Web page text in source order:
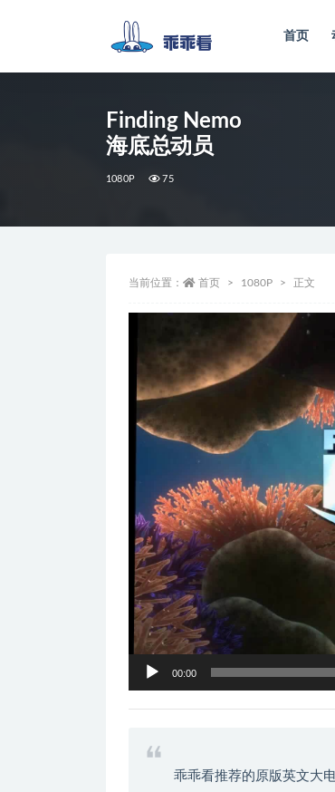
首页
Finding Nemo
海底总动员
1080P 75
当前位置： 首页 1080P 正文
放
00:00
乖乖看推荐的原版英文大